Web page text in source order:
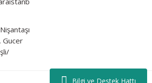
Bilgi ve Destek Hattı
Gucer